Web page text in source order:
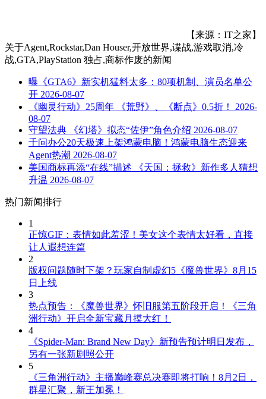
【来源：IT之家】
关于Agent,Rockstar,Dan Houser,开放世界,谍战,游戏取消,冷
战,GTA,PlayStation 独占,商标作废的新闻
曝《GTA6》新实机猛料太多：80项机制、演员名单公
开 2026-08-07
《幽灵行动》25周年 《荒野》、《断点》0.5折！
2026-
08-07
守望法典 《幻塔》拟态“佐伊”角色介绍 2026-08-07
千问办公20天极速上架鸿蒙电脑！鸿蒙电脑生态迎来
Agent热潮 2026-08-07
美国商标再添“在线”描述 《天国：拯救》新作多人猜想
升温 2026-08-07
热门新闻排行
1
正惊GIF：表情如此羞涩！美女这个表情太好看，直接
让人遐想连篇
2
版权问题随时下架？玩家自制虚幻5《魔兽世界》8月15
日上线
3
热点预告：《魔兽世界》怀旧服第五阶段开启！《三角
洲行动》开启全新宝藏月摸大红！
4
《Spider-Man: Brand New Day》新预告预计明日发布，
另有一张新剧照公开
5
《三角洲行动》主播巅峰赛总决赛即将打响！8月2日，
群星汇聚，新王加冕！